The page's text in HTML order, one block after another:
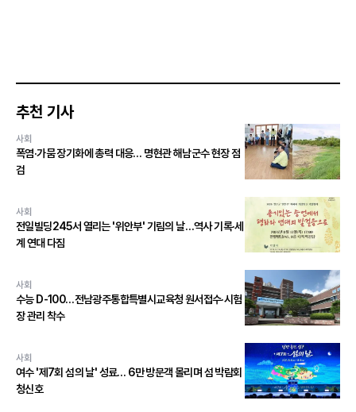
추천 기사
사회
폭염·가뭄 장기화에 총력 대응… 명현관 해남군수 현장 점
검
사회
전일빌딩245서 열리는 '위안부' 기림의 날…역사 기록·세
계 연대 다짐
사회
수능 D-100…전남광주통합특별시교육청 원서접수·시험
장 관리 착수
사회
여수 '제7회 섬의 날' 성료… 6만 방문객 몰리며 섬 박람회
청신호